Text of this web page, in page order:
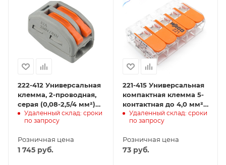
222-412 Универсальная
клемма, 2-проводная,
серая (0,08-2,5/4 мм²)
(50 шт./уп.) WAGO
Удаленный склад: сроки
по запросу
Розничная цена
1 745 руб.
221-415 Универсальная
компактная клемма 5-
контактная до 4,0 мм²
(25 шт./уп.) WAGO
Удаленный склад: сроки
по запросу
Розничная цена
73руб.